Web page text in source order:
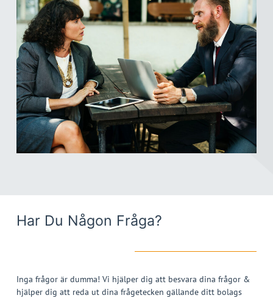
Har Du Någon Fråga?
Inga frågor är dumma! Vi hjälper dig att besvara dina frågor &
hjälper dig att reda ut dina frågetecken gällande ditt bolags